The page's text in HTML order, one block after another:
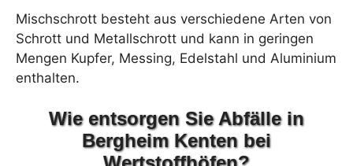
Mischschrott besteht aus verschiedene Arten von
Schrott und Metallschrott und kann in geringen
Mengen Kupfer, Messing, Edelstahl und Aluminium
enthalten.
Wie entsorgen Sie Abfälle in
Bergheim Kenten bei